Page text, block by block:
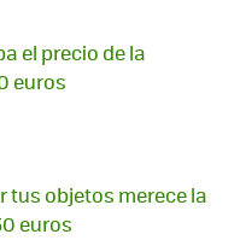
el precio de la
euros
tus objetos merece la
euros